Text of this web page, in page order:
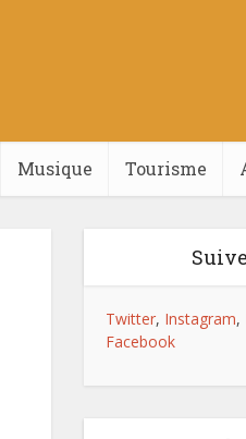
Musique Tourisme
Twitter, Instagram,
Facebook